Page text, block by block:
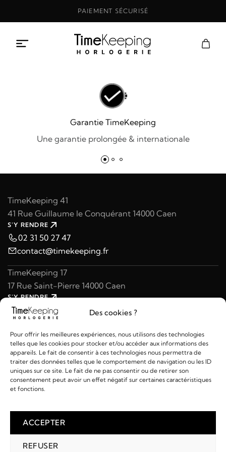
Des cookies ?
Pour offrir les meilleures expériences, nous utilisons des technologies
telles que les cookies pour stocker et/ou accéder aux informations des
appareils. Le fait de consentir à ces technologies nous permettra de
traiter des données telles que le comportement de navigation ou les ID
uniques sur ce site. Le fait de ne pas consentir ou de retirer son
consentement peut avoir un effet négatif sur certaines caractéristiques
et fonctions.
ACCEPTER
REFUSER
PAIEMENT SÉCURISÉ
Garantie TimeKeeping
Une garantie prolongée & internationale
TimeKeeping 41
41 Rue Guillaume le Conquérant 14000 Caen
S'Y RENDRE
02 31 50 27 47
contact@timekeeping.fr
TimeKeeping 17
17 Rue Saint-Pierre 14000 Caen
S'Y RENDRE
02 31 47 49 97
contact@timekeeping.fr
Liens utiles
2026 © TIMEKEEPING - Réalisé par